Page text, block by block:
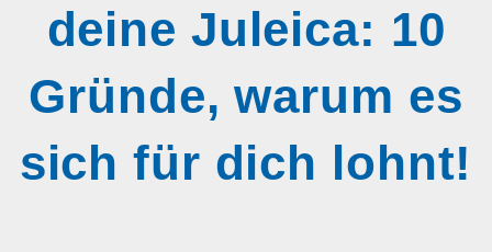
deine Juleica: 10
Gründe, warum es
sich für dich lohnt!